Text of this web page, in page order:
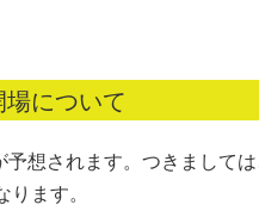
について
想されます。つきまして
ます。